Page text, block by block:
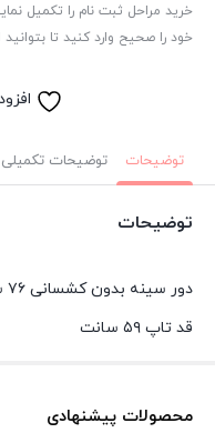
خرید مراحل ثبت نام را تکمیل
خود را صحیح وارد کنید تا
توضیحات توضیحات تکمیلی
توضیحات
دور سینه بدون کشسانی ۷۶ سانت
قد تاپ ۵۹ سانت
محصولات پیشنهادی